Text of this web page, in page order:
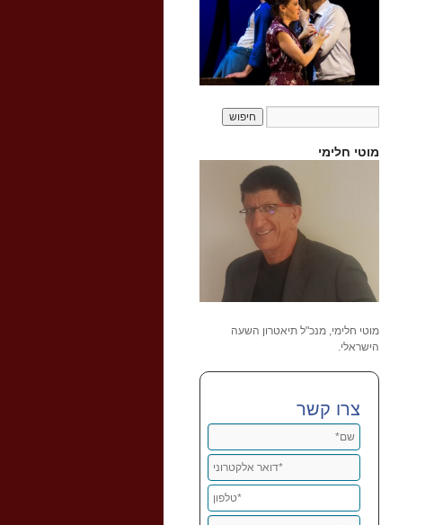
מוטי חלימי
מוטי חלימי, מנכ"ל תיאטרון השעה
הישראלי.
צרו קשר